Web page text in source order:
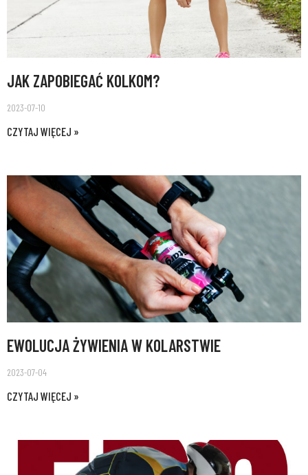
JAK ZAPOBIEGAĆ KOLKOM?
2023-07-10
CZYTAJ WIĘCEJ »
EWOLUCJA ŻYWIENIA W KOLARSTWIE
2023-07-04
CZYTAJ WIĘCEJ »